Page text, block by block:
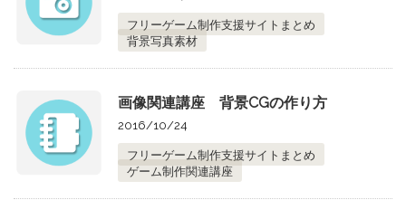
フリーゲーム制作支援サイトまとめ
背景写真素材
画像関連講座 背景CGの作り方
2016/10/24
フリーゲーム制作支援サイトまとめ
ゲーム制作関連講座